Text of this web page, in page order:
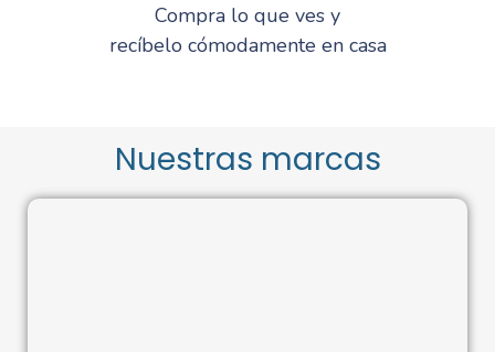
Compra lo que ves y
recíbelo cómodamente en casa
Nuestras marcas